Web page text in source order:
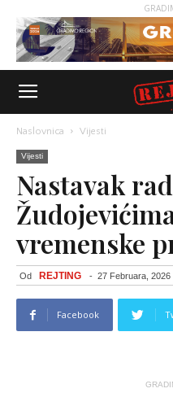
Naslovnica Vijesti
Vijesti
Nastavak
vremenske
Od REJTING - 27 Februara, 2026
Facebook